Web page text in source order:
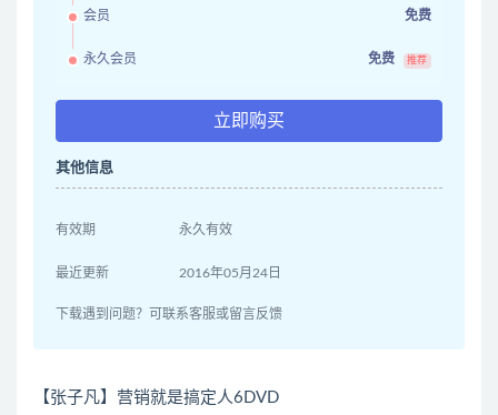
会员 免费
永久会员 免费 推荐
立即购买
其他信息
有效期 永久有效
最近更新 2016年05月24日
下载遇到问题？可联系客服或留言反馈
【张子凡】营销就是搞定人6DVD